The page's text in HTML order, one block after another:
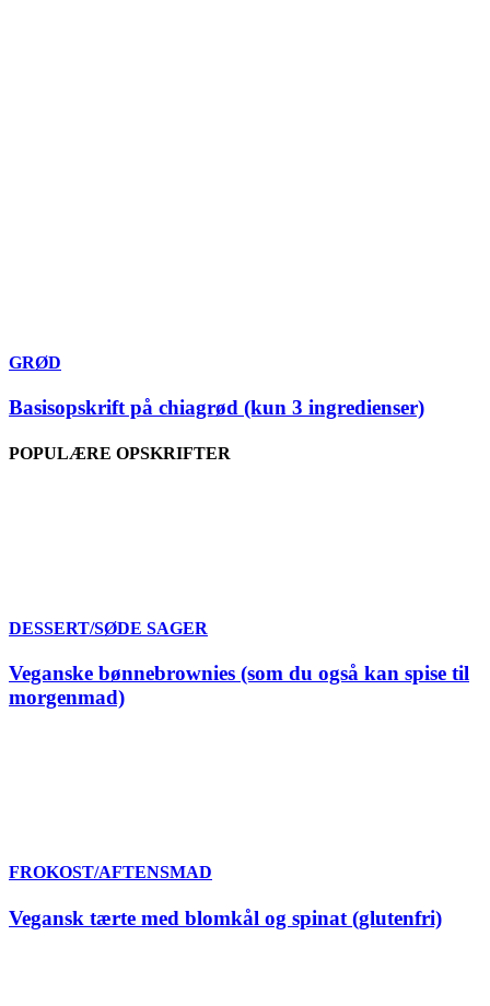
GRØD
Basisopskrift på chiagrød (kun 3 ingredienser)
POPULÆRE OPSKRIFTER
DESSERT/SØDE SAGER
Veganske bønnebrownies (som du også kan spise til
morgenmad)
FROKOST/AFTENSMAD
Vegansk tærte med blomkål og spinat (glutenfri)